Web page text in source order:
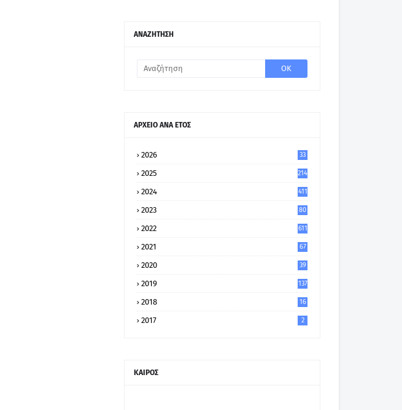
ΑΝΑΖΗΤΗΣΗ
ΑΡΧΕΙΟ ΑΝΑ ΕΤΟΣ
2026 33
2025 214
2024 411
2023
80
2022 611
2021
67
2020
39
2019 137
2018 16
2017 2
ΚΑΙΡΟΣ